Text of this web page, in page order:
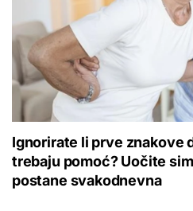
Ignorirate li prve znakove
trebaju pomoć? Uočite
postane svakodnevna